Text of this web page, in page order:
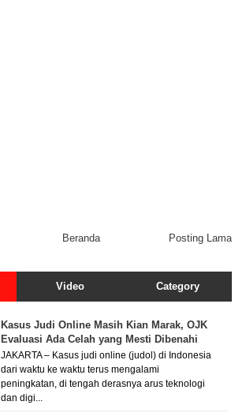
Posting Lama
Beranda
Video Category
Kasus Judi Online Masih Kian Marak, OJK
Evaluasi Ada Celah yang Mesti Dibenahi
JAKARTA – Kasus judi online (judol) di Indonesia
dari waktu ke waktu terus mengalami
peningkatan, di tengah derasnya arus teknologi
dan digi...